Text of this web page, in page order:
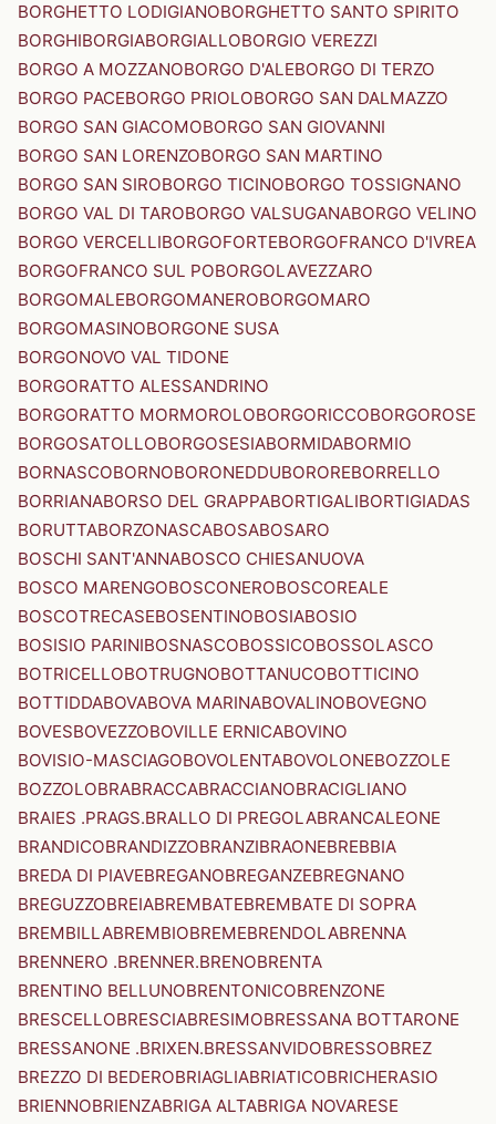
BORGHETTO LODIGIANOBORGHETTO SANTO SPIRITO
BORGHIBORGIABORGIALLOBORGIO VEREZZI
BORGO A MOZZANOBORGO D'ALEBORGO DI TERZO
BORGO PACEBORGO PRIOLOBORGO SAN DALMAZZO
BORGO SAN GIACOMOBORGO SAN GIOVANNI
BORGO SAN LORENZOBORGO SAN MARTINO
BORGO SAN SIROBORGO TICINOBORGO TOSSIGNANO
BORGO VAL DI TAROBORGO VALSUGANABORGO VELINO
BORGO VERCELLIBORGOFORTEBORGOFRANCO D'IVREA
BORGOFRANCO SUL POBORGOLAVEZZARO
BORGOMALEBORGOMANEROBORGOMARO
BORGOMASINOBORGONE SUSA
BORGONOVO VAL TIDONE
BORGORATTO ALESSANDRINO
BORGORATTO MORMOROLOBORGORICCOBORGOROSE
BORGOSATOLLOBORGOSESIABORMIDABORMIO
BORNASCOBORNOBORONEDDUBOROREBORRELLO
BORRIANABORSO DEL GRAPPABORTIGALIBORTIGIADAS
BORUTTABORZONASCABOSABOSARO
BOSCHI SANT'ANNABOSCO CHIESANUOVA
BOSCO MARENGOBOSCONEROBOSCOREALE
BOSCOTRECASEBOSENTINOBOSIABOSIO
BOSISIO PARINIBOSNASCOBOSSICOBOSSOLASCO
BOTRICELLOBOTRUGNOBOTTANUCOBOTTICINO
BOTTIDDABOVABOVA MARINABOVALINOBOVEGNO
BOVESBOVEZZOBOVILLE ERNICABOVINO
BOVISIO-MASCIAGOBOVOLENTABOVOLONEBOZZOLE
BOZZOLOBRABRACCABRACCIANOBRACIGLIANO
BRAIES .PRAGS.BRALLO DI PREGOLABRANCALEONE
BRANDICOBRANDIZZOBRANZIBRAONEBREBBIA
BREDA DI PIAVEBREGANOBREGANZEBREGNANO
BREGUZZOBREIABREMBATEBREMBATE DI SOPRA
BREMBILLABREMBIOBREMEBRENDOLABRENNA
BRENNERO .BRENNER.BRENOBRENTA
BRENTINO BELLUNOBRENTONICOBRENZONE
BRESCELLOBRESCIABRESIMOBRESSANA BOTTARONE
BRESSANONE .BRIXEN.BRESSANVIDOBRESSOBREZ
BREZZO DI BEDEROBRIAGLIABRIATICOBRICHERASIO
BRIENNOBRIENZABRIGA ALTABRIGA NOVARESE